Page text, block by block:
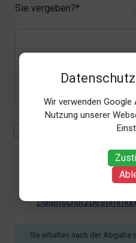
Wir verwenden
Nutzung unserer
Sie vergeben?*
Mit der Erhebung,
Uhrzeit der
Zweck der Bewertung
Sie erhalten nach der Abgabe